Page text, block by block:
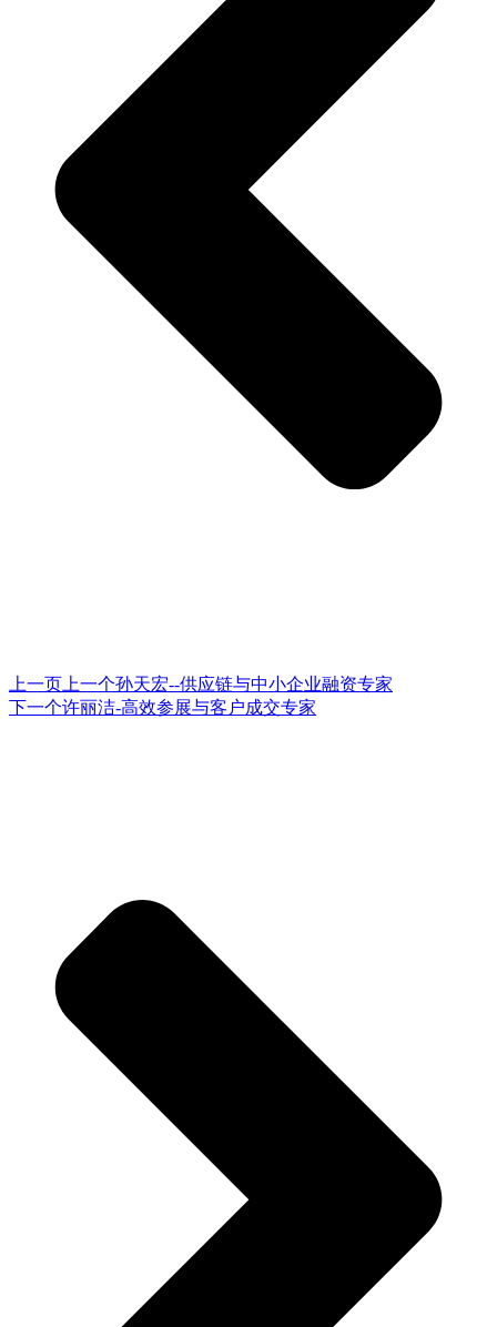
上一页 上一个孙天宏--供应链与中小企业融资专家
下一个许丽洁-高效参展与客户成交专家